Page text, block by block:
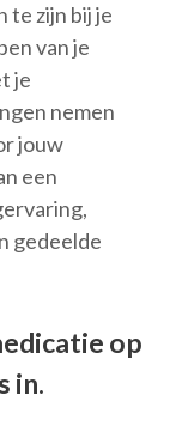
te zijn bij je
van je
je
nemen
jouw
een
gedeelde
op
in.